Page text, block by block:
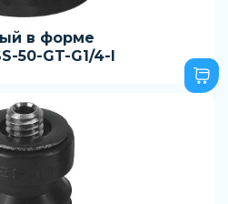
в форме
50-GT-G1/4-I